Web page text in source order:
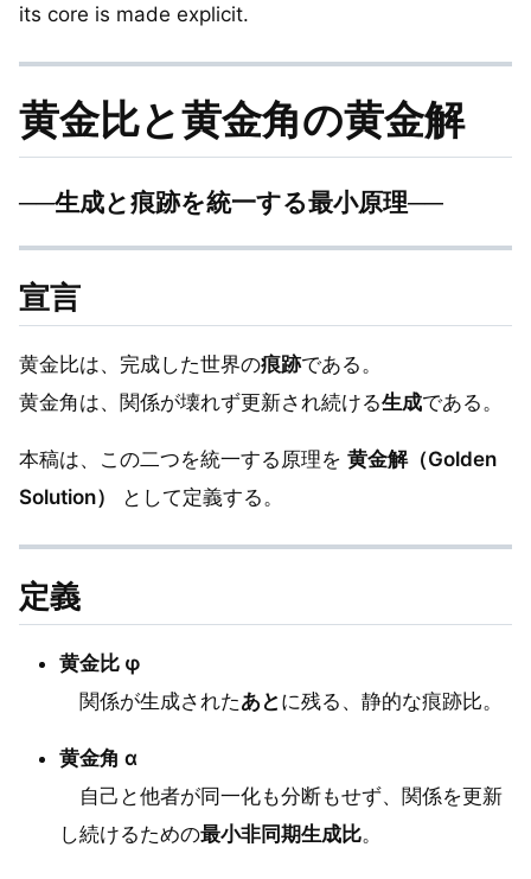
its core is made explicit.
黄金比と黄金角の黄金解
──生成と痕跡を統一する最小原理──
宣言
黄金比は、完成した世界の痕跡である。
黄金角は、関係が壊れず更新され続ける生成である。
本稿は、この二つを統一する原理を 黄金解（Golden
Solution）
として定義する。
定義
黄金比 φ
関係が生成されたあとに残る、静的な痕跡比。
黄金角 α
自己と他者が同一化も分断もせず、関係を更新
し続けるための最小非同期生成比。